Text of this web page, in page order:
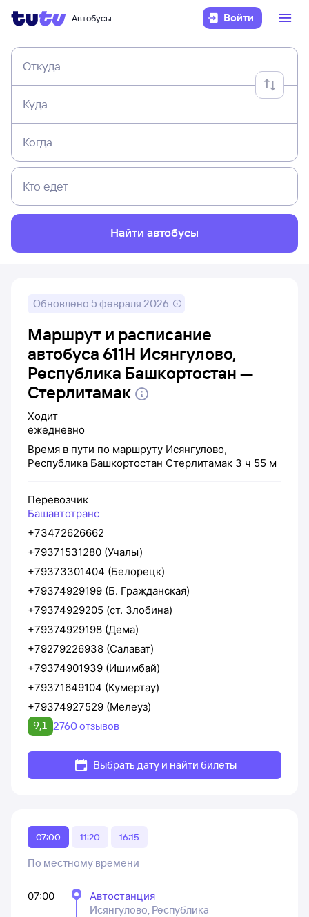
Автобусы Войти
Откуда
Куда
Когда
Кто едет
Найти автобусы
Обновлено 5 февраля 2026
Маршрут и расписание
автобуса 611Н Исянгулово,
Республика Башкортостан —
Стерлитамак
Ходит
ежедневно
Время в пути по маршруту Исянгулово,
Республика Башкортостан Стерлитамак 3 ч 55 м
Перевозчик
Башавтотранс
+73472626662
+79371531280 (Учалы)
+79373301404 (Белорецк)
+79374929199 (Б. Гражданская)
+79374929205 (ст. Злобина)
+79374929198 (Дема)
+79279226938 (Салават)
+79374901939 (Ишимбай)
+79371649104 (Кумертау)
+79374927529 (Мелеуз)
9,1 2760 отзывов
Выбрать дату и найти билеты
07:00 11:20 16:15
По местному времени
07:00
Автостанция
Исянгулово, Республика